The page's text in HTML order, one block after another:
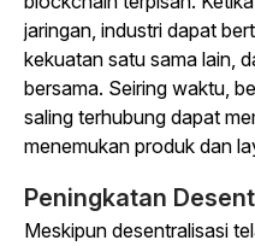
jaringan, industri dapat
kekuatan satu sama lain,
bersama. Seiring waktu,
saling terhubung dapat
menemukan produk dan
Peningkatan
Meskipun desentralisasi